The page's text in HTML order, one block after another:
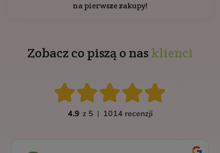
na pierwsze zakupy!
Zobacz co piszą o nas klienci